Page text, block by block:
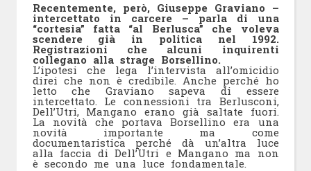
Recentemente, però, Giuseppe Graviano –
intercettato in carcere – parla di una
“cortesia” fatta “al Berlusca” che voleva
scendere già in politica nel 1992.
Registrazioni che alcuni inquirenti
collegano alla strage Borsellino.
L’ipotesi che lega l’intervista all’omicidio
direi che non è credibile. Anche perché ho
letto che Graviano sapeva di essere
intercettato. Le connessioni tra Berlusconi,
Dell’Utri, Mangano erano già saltate fuori.
La novità che portava Borsellino era una
novità importante ma come
documentaristica perché dà un’altra luce
alla faccia di Dell’Utri e Mangano ma non
è secondo me una luce fondamentale.